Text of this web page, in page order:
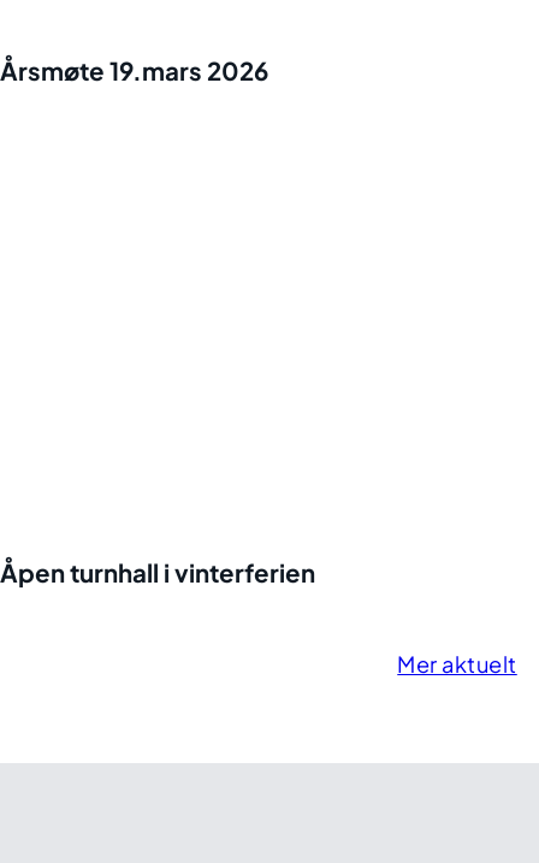
Årsmøte 19.mars 2026
Åpen turnhall i vinterferien
Mer aktuelt